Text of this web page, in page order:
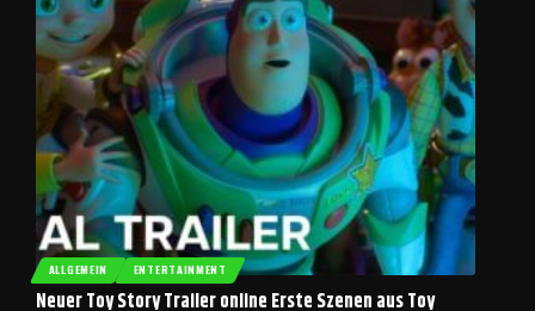
ALLGEMEIN ENTERTAINMENT
Neuer Toy Story Trailer online Erste Szenen aus Toy